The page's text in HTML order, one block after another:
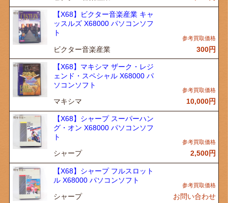
【X68】ビクター音楽産業 キャ
ッスルズ X68000 パソコンソフ
ト
ビクター音楽産業 300円
【X68】マキシマ ザーク・レジ
ェンド・スペシャル X68000 パ
ソコンソフト
マキシマ 10,000円
【X68】シャープ スーパーハン
グ・オン X68000 パソコンソフ
ト
シャープ 2,500円
【X68】シャープ フルスロット
ル X68000 パソコンソフト
シャープ お問い合わせ